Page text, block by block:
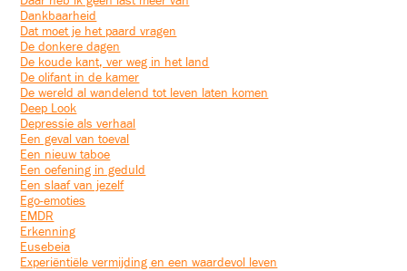
Dankbaarheid
Dat moet je het paard vragen
De donkere dagen
De koude kant, ver weg in het land
De olifant in de kamer
De wereld al wandelend tot leven laten komen
Deep Look
Depressie als verhaal
Een geval van toeval
Een nieuw taboe
Een oefening in geduld
Een slaaf van jezelf
Ego-emoties
EMDR
Erkenning
Eusebeia
Experiëntiële vermijding en een waardevol leven